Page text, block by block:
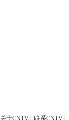
关于CNTV 联系CNTV